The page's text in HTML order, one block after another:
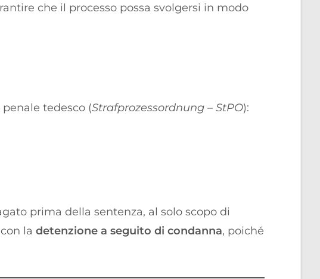
che il processo possa svolgersi in modo
penale tedesco (Strafprozessordnung – StPO):
prima della sentenza, al solo scopo di
la detenzione a seguito di condanna, poiché